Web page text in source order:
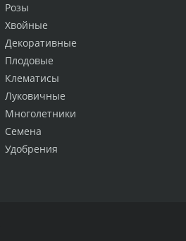
Розы
Хвойные
Декоративные
Плодовые
Клематисы
Луковичные
Многолетники
Семена
Удобрения